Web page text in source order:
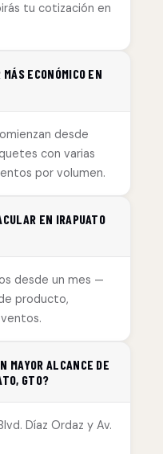
tu cotización en
ECONÓMICO EN
desde
con varias
por volumen.
EN IRAPUATO
desde un mes —
producto,
MAYOR ALCANCE DE
GTO?
Díaz Ordaz y Av.